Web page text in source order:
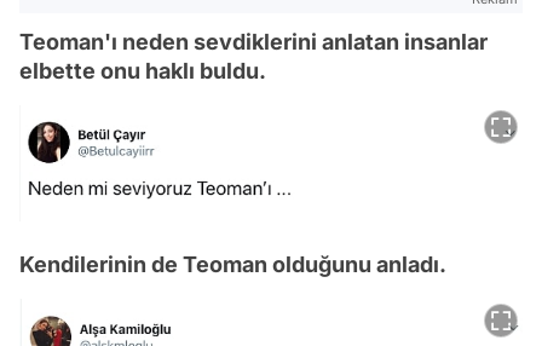
Teoman'ı neden sevdiklerini anlatan insanlar
elbette onu haklı buldu.
Kendilerinin de Teoman olduğunu anladı.